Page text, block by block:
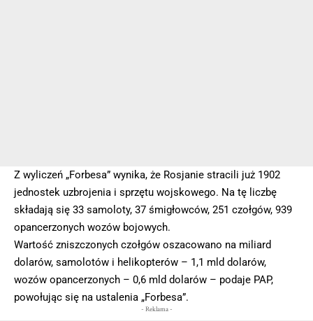
Z wyliczeń „Forbesa” wynika, że Rosjanie stracili już 1902
jednostek uzbrojenia i sprzętu wojskowego. Na tę liczbę
składają się 33 samoloty, 37 śmigłowców, 251 czołgów, 939
opancerzonych wozów bojowych.
Wartość zniszczonych czołgów oszacowano na miliard
dolarów, samolotów i helikopterów – 1,1 mld dolarów,
wozów opancerzonych – 0,6 mld dolarów – podaje PAP,
powołując się na ustalenia „Forbesa”.
- Reklama -